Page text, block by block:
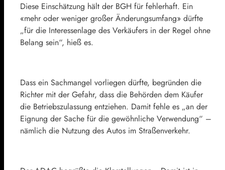
Diese Einschätzung hält der BGH für fehlerhaft. Ein
«mehr oder weniger großer Änderungsumfang» dürfte
„für die Interessenlage des Verkäufers in der Regel ohne
Belang sein“, hieß es.
Dass ein Sachmangel vorliegen dürfte, begründen die
Richter mit der Gefahr, dass die Behörden dem Käufer
die Betriebszulassung entziehen. Damit fehle es „an der
Eignung der Sache für die gewöhnliche Verwendung“ –
nämlich die Nutzung des Autos im Straßenverkehr.